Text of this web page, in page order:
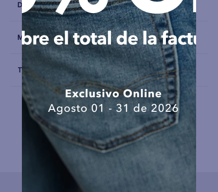
Detalles
Materiales y Cuidado
Talla y Fit
COMPLEMENTA TU LOOK